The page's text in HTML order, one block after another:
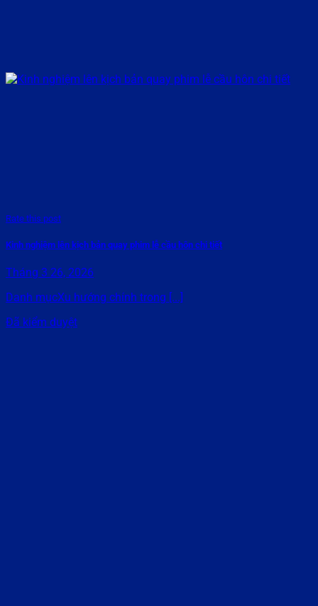
Rate this post
Kinh nghiệm lên kịch bản quay phim lễ cầu hôn chi tiết
Tháng 3 26, 2026
Danh mụcXu hướng chính trong [...]
Đã kiểm duyệt